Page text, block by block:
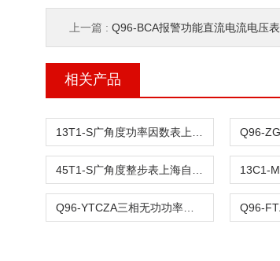
上一篇 : Q96-BCA报警功能直流电流电压表
相关产品